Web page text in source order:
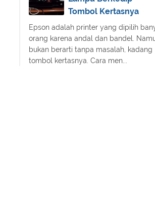
Tombol Kertasnya
Epson adalah printer yang dipilih
orang karena andal dan bandel.
bukan berarti tanpa masalah, kadang
tombol kertasnya. Cara men...